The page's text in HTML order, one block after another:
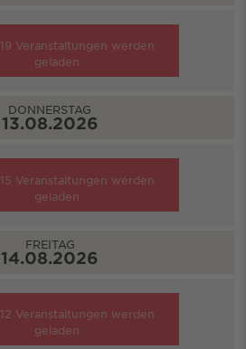
19 Veranstaltungen werden
geladen
DONNERSTAG
13.08.2026
15 Veranstaltungen werden
geladen
FREITAG
14.08.2026
12 Veranstaltungen werden
geladen